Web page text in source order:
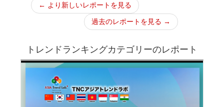
← より新しいレポートを見る
過去のレポートを見る →
トレンドランキングカテゴリーのレポート